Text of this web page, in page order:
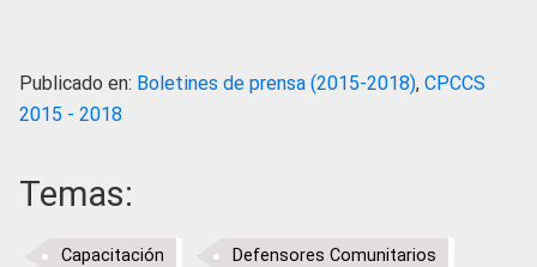
Publicado en: Boletines de prensa (2015-2018), CPCCS
2015 - 2018
Temas:
Capacitación Defensores Comunitarios